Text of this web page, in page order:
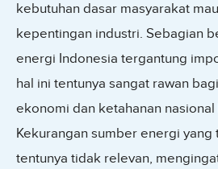
kebutuhan dasar masyarakat
kepentingan industri. Sebagian
energi Indonesia tergantung
hal ini tentunya sangat rawan
ekonomi dan ketahanan
Kekurangan sumber energi
tentunya tidak relevan,